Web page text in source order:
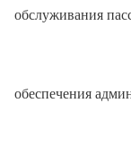
обслуживания
обеспечения